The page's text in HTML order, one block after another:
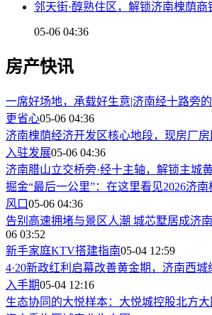
邻天街·醇熟住区，解锁济南槐荫商
05-06 04:36
房产快讯
一席好场地，承载好生意|济南经十路旁
更省心05-06 04:36
济南槐荫经济开发区核心地段，现房厂
入驻发展05-06 04:36
济南腊山立交桥旁·经十主轴，解锁主城
掘金“最后一公里”：在这里看见2026济
风口05-06 04:36
告别高速拥堵与景区人潮 城芯墅居成济
06 03:52
新手家庭KTV搭建指南05-04 12:59
4·20新政红利启幕改善黄金期，济南西
入手期05-04 12:16
生态协同的大悦样本：大悦城控股北方大